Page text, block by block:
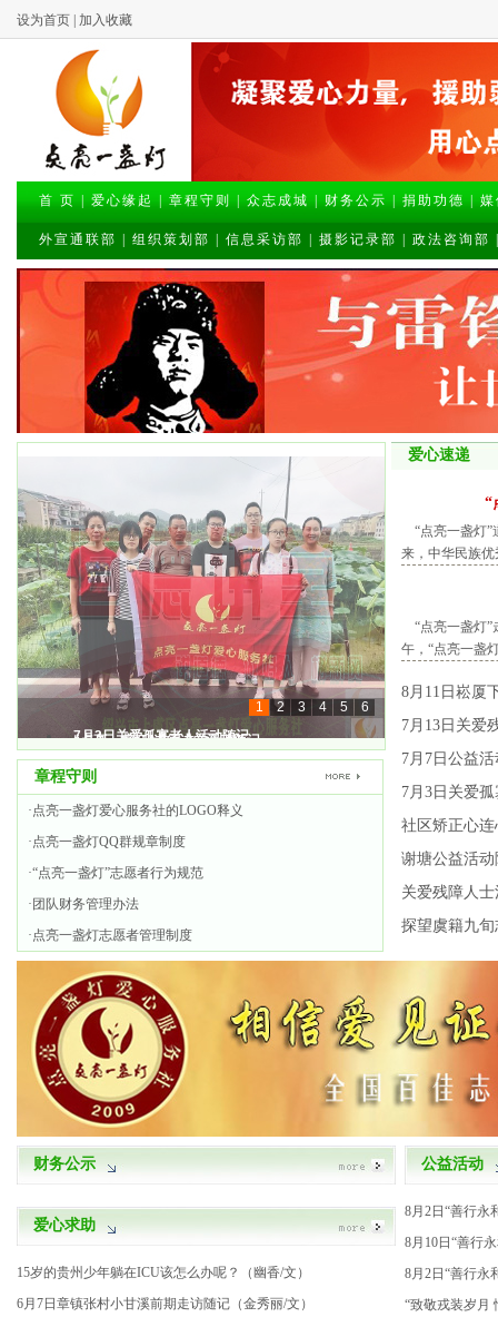
设为首页 加入收藏
首 页 爱心缘起 章程守则 众志成城 财务公示 捐助功德
外宣通联部 组织策划部 信息采访部 摄影记录部 政法咨询部
“点亮一盏灯”道德讲堂活动随记
走进贵州第一站：三龙小学
8月11日崧厦下管公益活动报名帖
7月13日关爱残障人士活动报名帖
7月7日公益活动报名帖
7月3日关爱孤寡老人活动随记
1 2 3 4 5 6
章程守则
·点亮一盏灯爱心服务社的LOGO释义
·点亮一盏灯QQ群规章制度
·“点亮一盏灯”志愿者行为规范
·团队财务管理办法
·点亮一盏灯志愿者管理制度
爱心速递
“
“点亮一盏灯”
来，中华民族
“点亮一盏灯”
午，“点亮一盏
8月11日崧厦
7月13日关爱
7月7日公益
7月3日关爱
社区矫正心
谢塘公益活动
关爱残障人
探望虞籍九
财务公示
爱心求助
15岁的贵州少年躺在ICU该怎么办呢？（幽香/文）
6月7日章镇张村小甘溪前期走访随记（金秀丽/文）
公益活动
8月2日“善行永
8月10日“善行
8月2日“善行永
“致敬戎装岁